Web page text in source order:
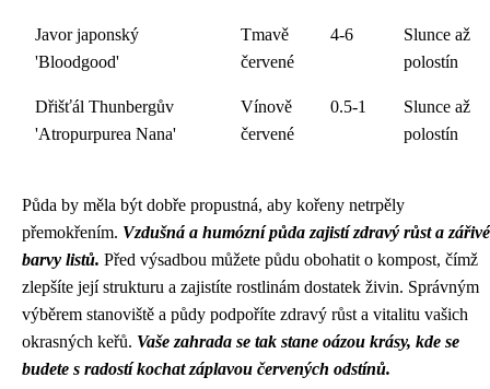
Javor japonský
'Bloodgood'
Tmavě
červené
4-6
Slunce až
polostín
Dřišťál Thunbergův
'Atropurpurea Nana'
Vínově
červené
0.5-1
Slunce až
polostín
Půda by měla být dobře propustná, aby kořeny netrpěly
přemokřením. Vzdušná a humózní půda zajistí zdravý růst a zářivé
barvy listů. Před výsadbou můžete půdu obohatit o kompost, čímž
zlepšíte její strukturu a zajistíte rostlinám dostatek živin. Správným
výběrem stanoviště a půdy podpoříte zdravý růst a vitalitu vašich
okrasných keřů. Vaše zahrada se tak stane oázou krásy, kde se
budete s radostí kochat záplavou červených odstínů.